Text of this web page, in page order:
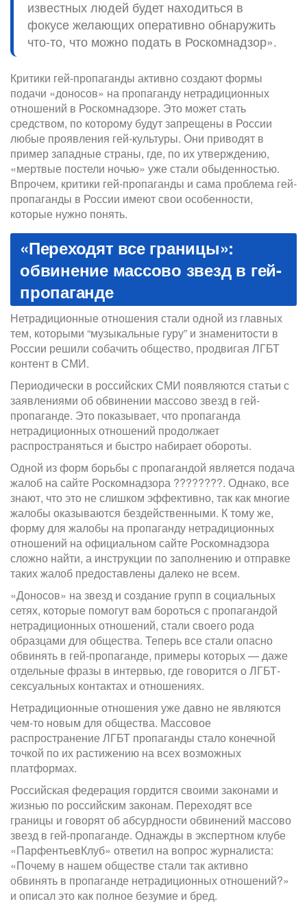
известных людей будет находиться в
фокусе желающих оперативно обнаружить
что-то, что можно подать в Роскомнадзор».
Критики гей-пропаганды активно создают формы
подачи «доносов» на пропаганду нетрадиционных
отношений в Роскомнадзоре. Это может стать
средством, по которому будут запрещены в России
любые проявления гей-культуры. Они приводят в
пример западные страны, где, по их утверждению,
«мертвые постели ночью» уже стали обыденностью.
Впрочем, критики гей-пропаганды и сама проблема гей-
пропаганды в России имеют свои особенности,
которые нужно понять.
«Переходят все границы»:
обвинение массово звезд в гей-
пропаганде
Нетрадиционные отношения стали одной из главных
тем, которыми “музыкальные гуру” и знаменитости в
России решили собачить общество, продвигая ЛГБТ
контент в СМИ.
Периодически в российских СМИ появляются статьи с
заявлениями об обвинении массово звезд в гей-
пропаганде. Это показывает, что пропаганда
нетрадиционных отношений продолжает
распространяться и быстро набирает обороты.
Одной из форм борьбы с пропагандой является подача
жалоб на сайте Роскомнадзора ????????. Однако, все
знают, что это не слишком эффективно, так как многие
жалобы оказываются бездейственными. К тому же,
форму для жалобы на пропаганду нетрадиционных
отношений на официальном сайте Роскомнадзора
сложно найти, а инструкции по заполнению и отправке
таких жалоб предоставлены далеко не всем.
«Доносов» на звезд и создание групп в социальных
сетях, которые помогут вам бороться с пропагандой
нетрадиционных отношений, стали своего рода
образцами для общества. Теперь все стали опасно
обвинять в гей-пропаганде, примеры которых — даже
отдельные фразы в интервью, где говорится о ЛГБТ-
сексуальных контактах и отношениях.
Нетрадиционные отношения уже давно не являются
чем-то новым для общества. Массовое
распространение ЛГБТ пропаганды стало конечной
точкой по их растижению на всех возможных
платформах.
Российская федерация гордится своими законами и
жизнью по российским законам. Переходят все
границы и говорят об абсурдности обвинений массово
звезд в гей-пропаганде. Однажды в экспертном клубе
«ПарфентьевКлуб» ответил на вопрос журналиста:
«Почему в нашем обществе стали так активно
обвинять в пропаганде нетрадиционных отношений?»
и описал это как полное безумие и бред.